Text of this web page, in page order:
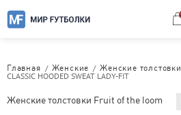
Главная / Женские /Женские толстовки
CLASSIC HOODED SWEAT LADY-FIT
Женские толстовки Fruit of the loom